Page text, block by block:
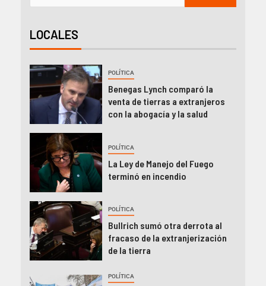
LOCALES
POLÍTICA
Benegas Lynch comparó la
venta de tierras a extranjeros
con la abogacía y la salud
POLÍTICA
La Ley de Manejo del Fuego
terminó en incendio
POLÍTICA
Bullrich sumó otra derrota al
fracaso de la extranjerización
de la tierra
POLÍTICA